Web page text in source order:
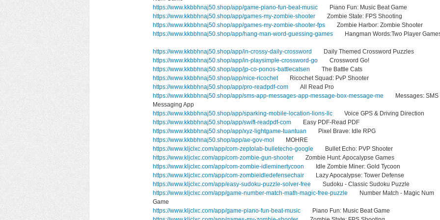
https://www.kkbbhnaj50.shop/app/game-piano-fun-beat-music Piano Fun: Music Beat Game
https://www.kkbbhnaj50.shop/app/games-my-zombie-shooter Zombie State: FPS Shooting
https://www.kkbbhnaj50.shop/app/games-my-zombie-shooter-fps Zombie Harbor: Zombie Shooter
https://www.kkbbhnaj50.shop/app/hang-man-word-guessing-games Hangman Words:Two Player
https://www.kkbbhnaj50.shop/app/in-crossy-daily-crossword
Daily Themed Crossword Puzzles
https://www.kkbbhnaj50.shop/app/in-playsimple-crossword-go Crossword Go!
https://www.kkbbhnaj50.shop/app/jp-co-ponos-battlecatsen The Battle Cats
https://www.kkbbhnaj50.shop/app/nice-ricochetRicochet Squad: PvP Shooter
https://www.kkbbhnaj50.shop/app/pro-readpdf-com All Read Pro
https://www.kkbbhnaj50.shop/app/sms-app-messages-app-message-box-message-me Messages: SMS
Messaging App
https://www.kkbbhnaj50.shop/app/sparking-mobile-location-lions-llc Voice GPS & Driving Direction
https://www.kkbbhnaj50.shop/app/swift-readpdf-com Easy PDF-Read PDF
https://www.kkbbhnaj50.shop/app/xyz-lightgame-tuantuan Pixel Brave: Idle RPG
https://www.kkbbhnaj50.shop/app/ae-gov-mol
MOHRE
https://www.kljclxc.com/app/com-zeptolab-bulletecho-google Bullet Echo: PVP Shooter
https://www.kljclxc.com/app/com-zombie-gun-shooter Zombie Hunt: Apocalypse Games
https://www.kljclxc.com/app/com-zombie-idleminertycoon Idle Zombie Miner: Gold Tycoon
https://www.kljclxc.com/app/com-zombieidledefensechair Lazy Apocalypse: Tower Defense
https://www.kljclxc.com/app/easy-sudoku-puzzle-solver-free Sudoku - Classic Sudoku Puzzle
https://www.kljclxc.com/app/game-number-match-math-magic-free-puzzle Number Match - Magic Num
Game
https://www.kljclxc.com/app/game-piano-fun-beat-music Piano Fun: Music Beat Game